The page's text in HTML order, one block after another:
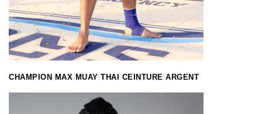
CHAMPION MAX MUAY THAI CEINTURE ARGENT